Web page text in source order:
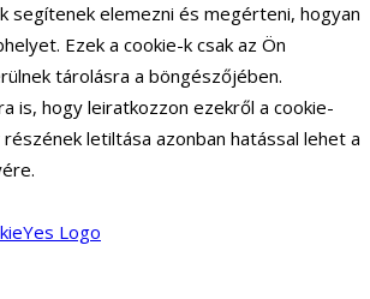
segítenek elemezni és megérteni, hogyan
Ezek a cookie-k csak az Ön
tárolásra a böngészőjében.
is, hogy leiratkozzon ezekről a cookie-
letiltása azonban hatással lehet a